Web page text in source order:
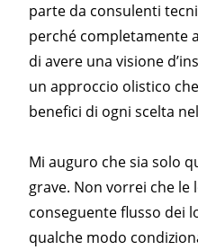
parte da consulenti
perché completamente
di avere una visione
un approccio olistico
benefici di ogni scelta
Mi auguro che sia solo
grave. Non vorrei che le
conseguente flusso dei
qualche modo